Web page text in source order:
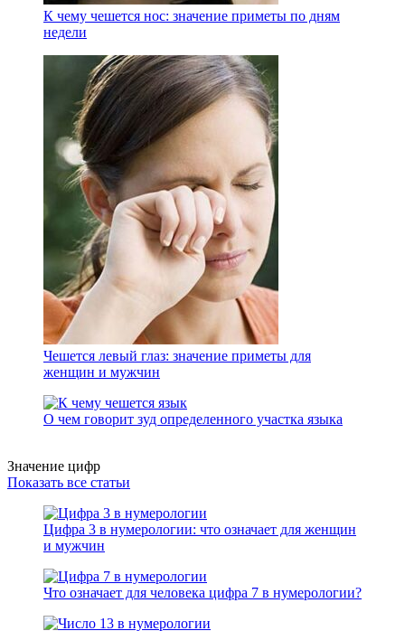
К чему чешется нос: значение приметы по дням
недели
Чешется левый глаз: значение приметы для
женщин и мужчин
О чем говорит зуд определенного участка языка
Значение цифр
Показать все статьи
Цифра 3 в нумерологии: что означает для женщин
и мужчин
Что означает для человека цифра 7 в нумерологии?